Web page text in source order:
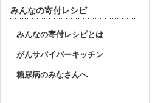
みんなの寄付レシピ
みんなの寄付レシピとは
がんサバイバーキッチン
糖尿病のみなさんへ